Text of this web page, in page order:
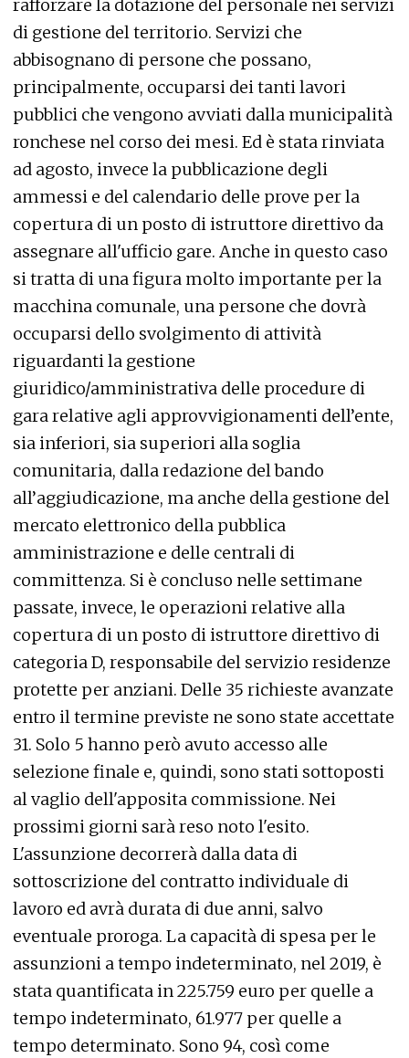
rafforzare la dotazione del personale nei servizi
di gestione del territorio. Servizi che
abbisognano di persone che possano,
principalmente, occuparsi dei tanti lavori
pubblici che vengono avviati dalla municipalità
ronchese nel corso dei mesi. Ed è stata rinviata
ad agosto, invece la pubblicazione degli
ammessi e del calendario delle prove per la
copertura di un posto di istruttore direttivo da
assegnare all'ufficio gare. Anche in questo caso
si tratta di una figura molto importante per la
macchina comunale, una persone che dovrà
occuparsi dello svolgimento di attività
riguardanti la gestione
giuridico/amministrativa delle procedure di
gara relative agli approvvigionamenti dell’ente,
sia inferiori, sia superiori alla soglia
comunitaria, dalla redazione del bando
all’aggiudicazione, ma anche della gestione del
mercato elettronico della pubblica
amministrazione e delle centrali di
committenza. Si è concluso nelle settimane
passate, invece, le operazioni relative alla
copertura di un posto di istruttore direttivo di
categoria D, responsabile del servizio residenze
protette per anziani. Delle 35 richieste avanzate
entro il termine previste ne sono state accettate
31. Solo 5 hanno però avuto accesso alle
selezione finale e, quindi, sono stati sottoposti
al vaglio dell'apposita commissione. Nei
prossimi giorni sarà reso noto l'esito.
L'assunzione decorrerà dalla data di
sottoscrizione del contratto individuale di
lavoro ed avrà durata di due anni, salvo
eventuale proroga. La capacità di spesa per le
assunzioni a tempo indeterminato, nel 2019, è
stata quantificata in 225.759 euro per quelle a
tempo indeterminato, 61.977 per quelle a
tempo determinato. Sono 94, così come